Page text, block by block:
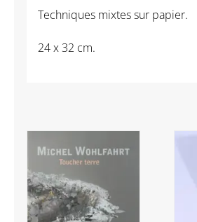
Princesse
Techniques mixtes sur papier.
24 x 32 cm.